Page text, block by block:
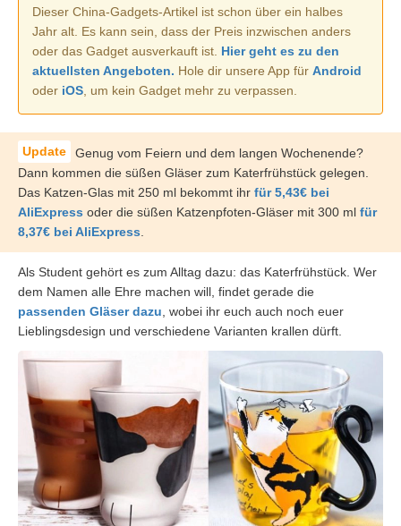
Dieser China-Gadgets-Artikel ist schon über ein halbes
Jahr alt. Es kann sein, dass der Preis inzwischen anders
oder das Gadget ausverkauft ist. Hier geht es zu den
aktuellsten Angeboten. Hole dir unsere App für Android
oder iOS, um kein Gadget mehr zu verpassen.
Genug vom Feiern und dem langen Wochenende?
Dann kommen die süßen Gläser zum Katerfrühstück gelegen.
Das Katzen-Glas mit 250 ml bekommt ihr für 5,43€ bei
AliExpress oder die süßen Katzenpfoten-Gläser mit 300 ml für
8,37€ bei AliExpress.
Als Student gehört es zum Alltag dazu: das Katerfrühstück. Wer
dem Namen alle Ehre machen will, findet gerade die
passenden Gläser dazu, wobei ihr euch auch noch euer
Lieblingsdesign und verschiedene Varianten krallen dürft.